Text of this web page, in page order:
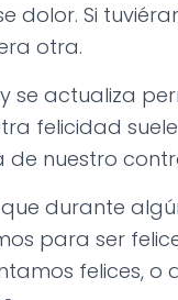
dolor. Si
otra.
se actualiza
felicidad
nuestro
que durante
para ser
felices,